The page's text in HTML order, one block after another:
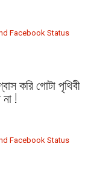
Facebook Status
করি গোটা পৃথিবী
!
Facebook Status